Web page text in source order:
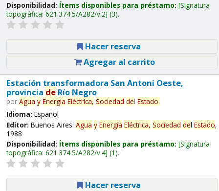
Disponibilidad: Ítems disponibles para préstamo: Signatura
topográfica: 621.374.5/A282/v.2 (3).
Hacer reserva
Agregar al carrito
Estación transformadora San Antoni Oeste,
provincia deRío Negro
por Agua y Energía Eléctrica, Sociedad del Estado.
Idioma: Español
Editor: Buenos Aires: Agua y Energía Eléctrica, Sociedad del Estado,
1988
Disponibilidad: Ítems disponibles para préstamo: Signatura
topográfica: 621.374.5/A282/v.4 (1).
Hacer reserva